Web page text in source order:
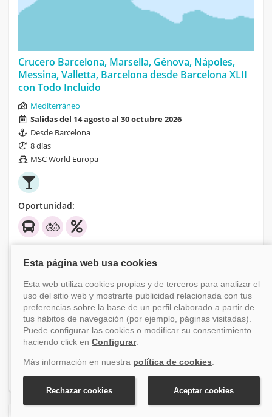
Crucero Barcelona, Marsella, Génova, Nápoles,
Messina, Valletta, Barcelona desde Barcelona XLII
con Todo Incluido
Mediterráneo
Salidas del 14 agosto al 30 octubre 2026
Desde Barcelona
8 días
MSC World Europa
Oportunidad:
Financiación disponible
-43.88%
Antes 989 €
Desde
555 €
+ tasas (200 €)
Ver crucero